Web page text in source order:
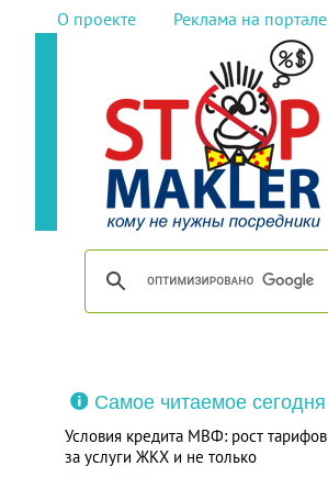
О проекте Реклама на портале
Самое читаемое сегодня
Условия кредита МВФ: рост тарифов
за услуги ЖКХ и не только